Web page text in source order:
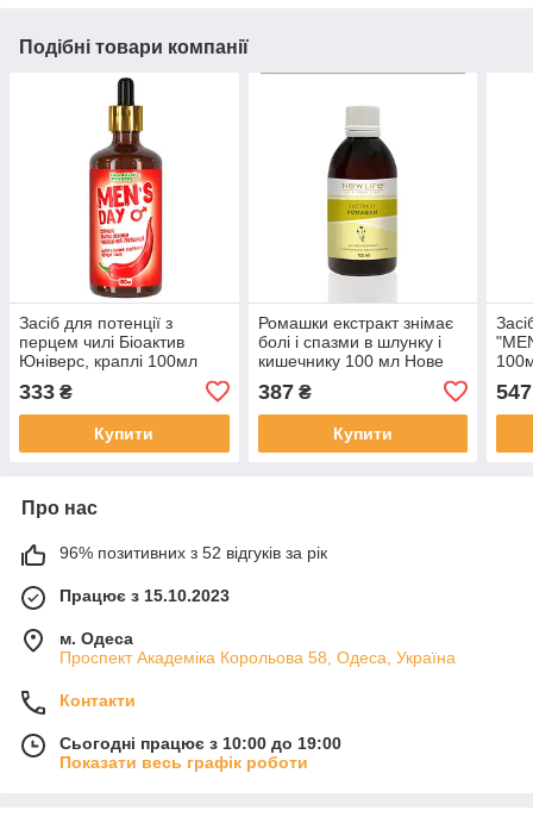
Подібні товари компанії
Засіб для потенції з
перцем чилі Біоактив
Юніверс, краплі 100мл
333 ₴
Купити
Ромашки екстракт знімає
болі і спазми в шлунку і
кишечнику 100 мл Нове
387₴
Купити
547
Про нас
96% позитивних з 52 відгуків за рік
Працює з 15.10.2023
м. Одеса
Проспект Академіка Корольова 58, Одеса, Україна
Контакти
Сьогодні працює з 10:00 до 19:00
Показати весь графік роботи